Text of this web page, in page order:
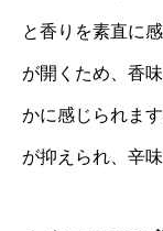
と香りを素直に
が開くため、香
かに感じられま
が抑えられ、辛